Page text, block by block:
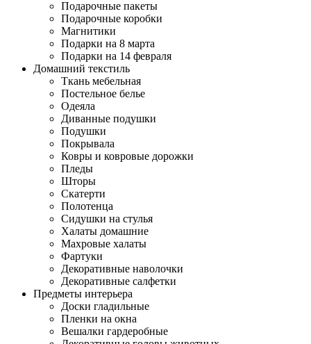
Подарочные пакеты
Подарочные коробки
Магнитики
Подарки на 8 марта
Подарки на 14 февраля
Домашний текстиль
Ткань мебельная
Постельное белье
Одеяла
Диванные подушки
Подушки
Покрывала
Ковры и ковровые дорожки
Пледы
Шторы
Скатерти
Полотенца
Сидушки на стулья
Халаты домашние
Махровые халаты
Фартуки
Декоративные наволочки
Декоративные салфетки
Предметы интерьера
Доски гладильные
Пленки на окна
Вешалки гардеробные